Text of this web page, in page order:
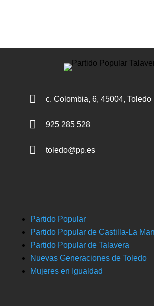
 c. Colombia, 6, 45004, Toledo
 925 285 528
 toledo@pp.es
Partido Popular
Partido Popular de Castilla-La
Partido Popular de Talavera
Nuevas Generaciones de Toledo
Mujeres en Igualdad